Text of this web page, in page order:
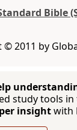
Bible
© 2011 by
study tools in
insightwith